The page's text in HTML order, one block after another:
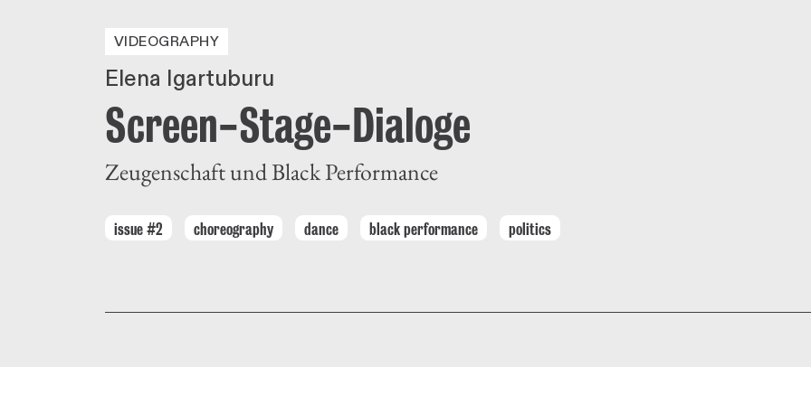
VIDEOGRAPHY
Elena Igartuburu
Screen-Stage-Dialoge
Zeugenschaft und Black Performance
issue #2 choreography dance black performance politics